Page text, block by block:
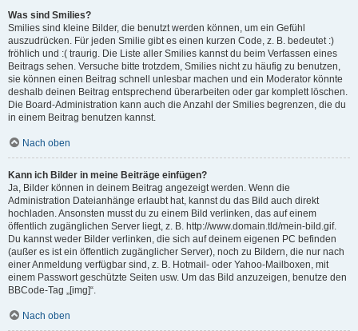
Was sind Smilies?
Smilies sind kleine Bilder, die benutzt werden können, um ein Gefühl
auszudrücken. Für jeden Smilie gibt es einen kurzen Code, z. B. bedeutet :)
fröhlich und :( traurig. Die Liste aller Smilies kannst du beim Verfassen eines
Beitrags sehen. Versuche bitte trotzdem, Smilies nicht zu häufig zu benutzen,
sie können einen Beitrag schnell unlesbar machen und ein Moderator könnte
deshalb deinen Beitrag entsprechend überarbeiten oder gar komplett löschen.
Die Board-Administration kann auch die Anzahl der Smilies begrenzen, die du
in einem Beitrag benutzen kannst.
Nach oben
Kann ich Bilder in meine Beiträge einfügen?
Ja, Bilder können in deinem Beitrag angezeigt werden. Wenn die
Administration Dateianhänge erlaubt hat, kannst du das Bild auch direkt
hochladen. Ansonsten musst du zu einem Bild verlinken, das auf einem
öffentlich zugänglichen Server liegt, z. B. http://www.domain.tld/mein-bild.gif.
Du kannst weder Bilder verlinken, die sich auf deinem eigenen PC befinden
(außer es ist ein öffentlich zugänglicher Server), noch zu Bildern, die nur nach
einer Anmeldung verfügbar sind, z. B. Hotmail- oder Yahoo-Mailboxen, mit
einem Passwort geschützte Seiten usw. Um das Bild anzuzeigen, benutze den
BBCode-Tag „[img]“.
Nach oben